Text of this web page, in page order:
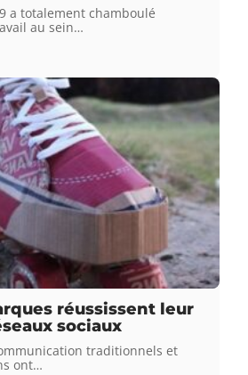
a totalement chamboulé
au sein…
réussissent leur
sociaux
traditionnels et
ont…